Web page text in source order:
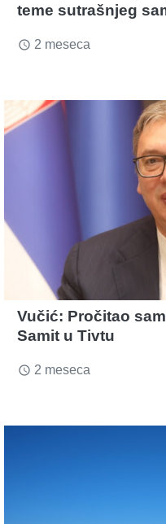
teme sutrašnjeg
access_time 2 meseca
Vučić: Pročitao
Samit u Tivtu
access_time 2 meseca